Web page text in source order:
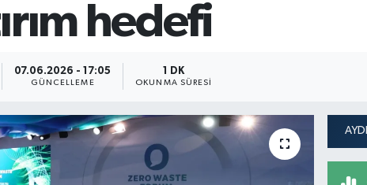
hedefi
07.06.2026 - 17:05
GÜNCELLEME
1 DK
OKUNMA SÜRESI